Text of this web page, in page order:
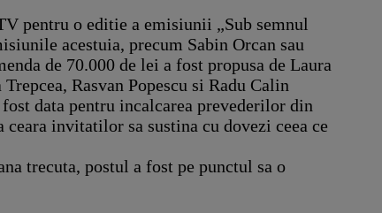
pentru o editie a emisiunii „Sub semnul
acestuia, precum Sabin Orcan sau
de 70.000 de lei a fost propusa de Laura
Rasvan Popescu si Radu Calin
data pentru incalcarea prevederilor din
invitatilor sa sustina cu dovezi ceea ce
trecuta, postul a fost pe punctul sa o